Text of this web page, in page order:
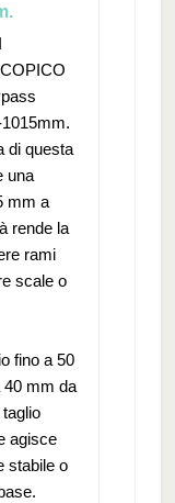
di questa
una
mm a
rende la
rami
scale o
fino a 50
40 mm da
agisce
stabile o